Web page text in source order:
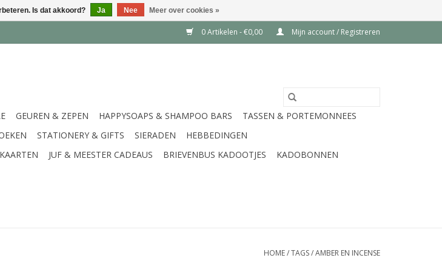
0 Artikelen - €0,00 Mijn account / Registreren
GEUREN & ZEPEN HAPPYSOAPS & SHAMPOO BARS
TASSEN & PORTEMONNEES
STATIONERY & GIFTS SIERADEN
HEBBEDINGEN
JUF & MEESTER CADEAUS BRIEVENBUS KADOOTJES
KADOBONNEN
HOME/TAGS/AMBER EN INCENSE
Is dat akkoord? Ja Nee Meer over cookies »